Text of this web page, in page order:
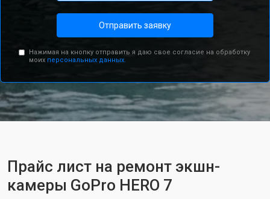
Отправить заявку
Нажимая на кнопку отправить я даю свое согласие на обработку
моих персональных данных.
Прайс лист на ремонт экшн-
камеры GoPro HERO 7